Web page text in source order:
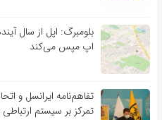
بلومبرگ: اپل از سال
اپ مپس می‌کند
تفاهم‌نامه‌ ایرانسل و
تمرکز بر سیستم